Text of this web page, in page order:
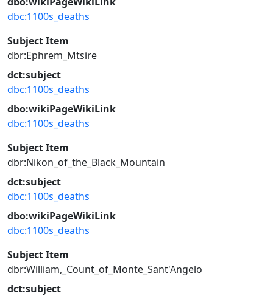
dbc:1100s_deaths
Subject Item
dbr:Ephrem_Mtsire
dct:subject
dbc:1100s_deaths
dbo:wikiPageWikiLink
dbc:1100s_deaths
Subject Item
dbr:Nikon_of_the_Black_Mountain
dct:subject
dbc:1100s_deaths
dbo:wikiPageWikiLink
dbc:1100s_deaths
Subject Item
dbr:William,_Count_of_Monte_Sant'Angelo
dct:subject